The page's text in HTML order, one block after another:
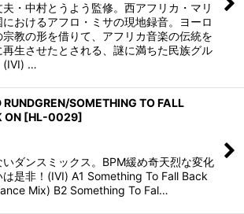
夫・中村とうよう監修。西アフリカ・マリ
におけるアフロ・ミサの現地録音。ヨーロ
宗教の形を借りて、アフリカ音楽の伝統を
再生させたとされる、謎に満ちた民族グル
(IVI) …
RUNDGREN/SOMETHING TO FALL
ON [HL-0029]
いダンスミックス。BPM緩め奇天烈な変化
は是非！(IVI) A1 Something To Fall Back
Mix) B2 Something To Fal…